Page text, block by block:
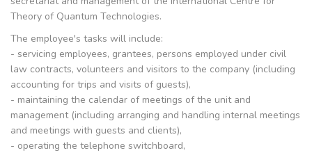
Theory of Quantum Technologies.
The employee's tasks will include:
- servicing employees, grantees, persons employed under civil
law contracts, volunteers and visitors to the company (including
accounting for trips and visits of guests),
- maintaining the calendar of meetings of the unit and
management (including arranging and handling internal meetings
and meetings with guests and clients),
- operating the telephone switchboard,